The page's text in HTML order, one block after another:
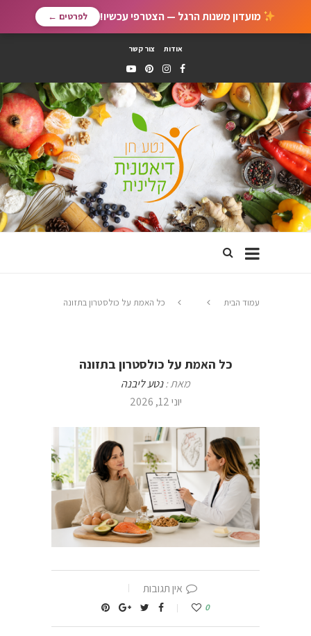
מועדון משנות הרגל — הצטרפי עכשיו! לפרטים ←
אודות צור קשר
עמוד הבית כל האמת על כולסטרון בתזונה
כל האמת על כולסטרון בתזונה
מאת :נטע ליבנה
יוני 12, 2026
אין תגובות
0